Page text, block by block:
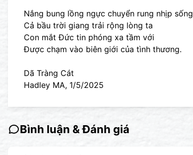
Nắng bung lồng ngực chuyển rung nhịp sống
Cả bầu trời giang trải rộng lòng ta
Con mắt Đức tin phóng xa tầm với
Được chạm vào biên giới của tình thương.
Dã Tràng Cát
Hadley MA, 1/5/2025
Bình luận & Đánh giá